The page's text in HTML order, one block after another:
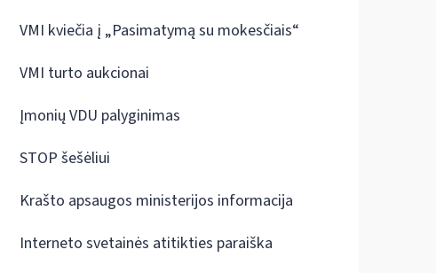
VMI kviečia į „Pasimatymą su mokesčiais“
VMI turto aukcionai
Įmonių VDU palyginimas
STOP šešėliui
Krašto apsaugos ministerijos informacija
Interneto svetainės atitikties paraiška